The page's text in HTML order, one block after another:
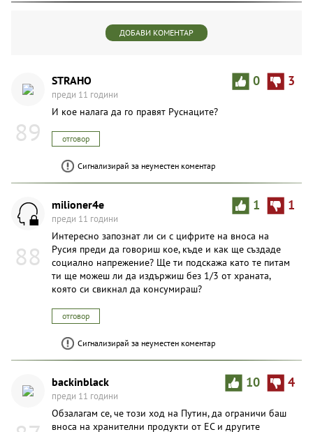
ДОБАВИ КОМЕНТАР
89
0 3
STRAHO
преди 11 години
И кое налага да го правят Руснаците?
отговор
Сигнализирай за неуместен коментар
88
1 1
milioner4e
преди 11 години
Интересно запознат ли си с цифрите на вноса на
Русия преди да говориш кое, къде и как ще създаде
социално напрежение? Ще ти подскажа като те питам
ти ще можеш ли да издържиш без 1/3 от храната,
която си свикнал да консумираш?
отговор
Сигнализирай за неуместен коментар
10 4
backinblack
преди 11 години
Обзалагам се, че този ход на Путин, да ограничи баш
вноса на хранителни продукти от ЕС и другите